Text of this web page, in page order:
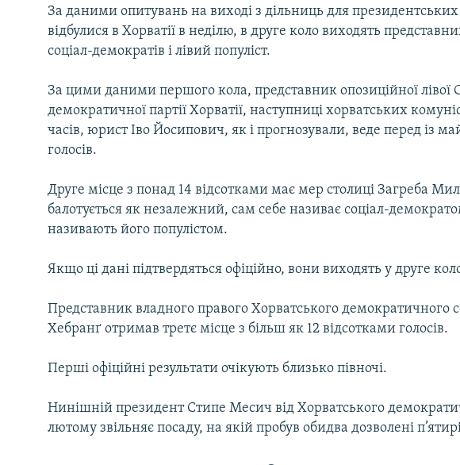
За даними опитувань на виході з дільниць для
відбулися в Хорватії в неділю, в друге коло виходять
соціал-демократів і лівий популіст.
За цими даними першого кола, представник опозиційної лівої
демократичної партії Хорватії, наступниці хорватських
часів, юрист Іво Йосипович, як і прогнозували, веде перед із
голосів.
Друге місце з понад 14 відсотками має мер столиці Загреба
балотується як незалежний, сам себе називає соціал-
називають його популістом.
Якщо ці дані підтвердяться офіційно, вони виходять у друге
Представник владного правого Хорватського демократичного
Хебранґ отримав третє місце з більш як 12 відсотками голосів.
Перші офіційні результати очікують близько півночі.
Нинішній президент Стипе Месич від Хорватського
лютому звільняє посаду, на якій пробув обидва дозволені